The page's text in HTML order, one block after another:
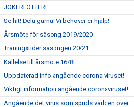
JOKERLOTTER!
Se hit! Dela gärna! Vi behöver er hjälp!
Årsmöte för säsong 2019/2020
Träningstider säsongen 20/21
Kallelse till årsmöte 16/8!
Uppdaterad info angående corona viruset!
Viktigt information angående coronaviruset!
Angående det virus som sprids världen över